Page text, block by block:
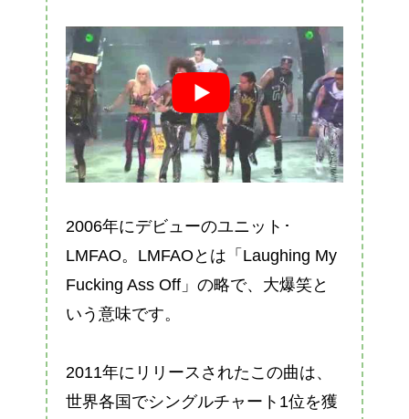
2006年にデビューのユニット･
LMFAO。LMFAOとは「Laughing My
Fucking Ass Off」の略で、大爆笑と
いう意味です。
2011年にリリースされたこの曲は、
世界各国でシングルチャート1位を獲